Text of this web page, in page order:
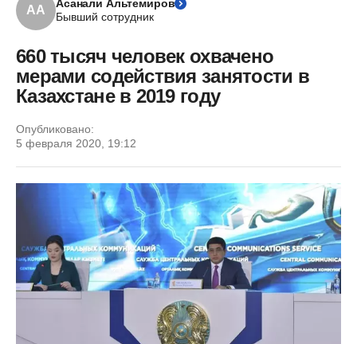
АА
Асанали Альтемиров
Бывший сотрудник
660 тысяч человек охвачено
мерами содействия занятости в
Казахстане в 2019 году
Опубликовано:
5 февраля 2020, 19:12